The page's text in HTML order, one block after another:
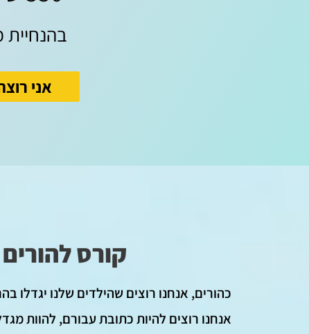
בהנחיית
אני
קורס
כהורים, אנחנו רוצים שהילדים שלנו יגדלו
אנחנו רוצים להיות כתובת עבורם, להוות